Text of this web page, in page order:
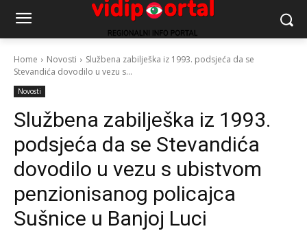
Home Novosti
Službena zabilješka iz 1993. podsjeća da se
Stevandića dovodilo u vezu s...
Novosti
Službena zabilješka iz 1993.
podsjeća da se Stevandića
dovodilo u vezu s ubistvom
penzionisanog policajca
Sušnice u Banjoj Luci